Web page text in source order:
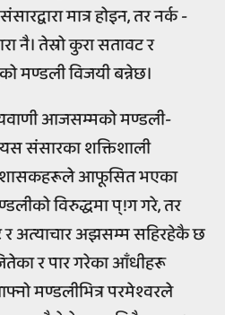
मात्र होइन, तर नर्क -
नै। तेस्रो कुरा सतावट र
मण्डली विजयी बन्नेछ।
आजसम्मको मण्डली-
संसारका शक्तिशाली
शासकहरूले आफूसित भएका
विरुद्धमा प्!ग गरे, तर
र अत्याचार अझसम्म सहिरहेकै छ
र पार गरेका आँधीहरू
मण्डलीभित्र परमेश्वरले